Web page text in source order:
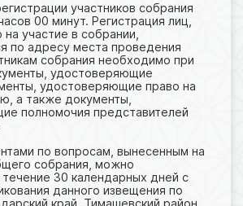
участников собрания
00 минут. Регистрация лиц,
участие в собрании,
по адресу места проведения
собрания необходимо при
удостоверяющие
удостоверяющие право на
а также документы,
полномочия представителей
по вопросам, вынесенным на
собрания, можно
течение 30 календарных дней с
данного извещения по
край, Тимашевский район,